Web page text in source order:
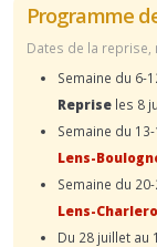
Programme
Dates de la reprise,
Semaine du 6-
Reprise les 8
Semaine du
Lens-
Semaine du
Lens-
Du 28 juillet au